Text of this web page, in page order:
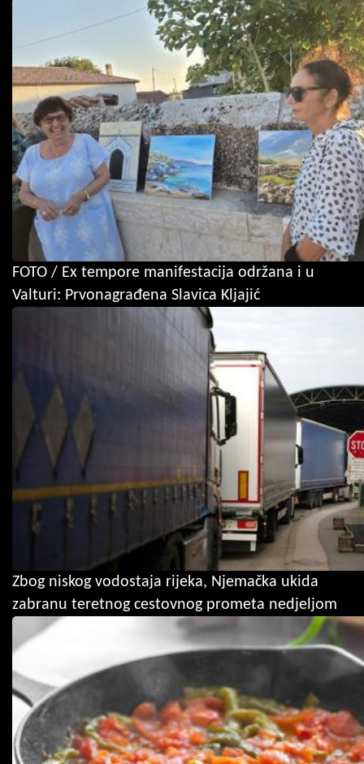
FOTO / Ex tempore manifestacija održana i u
Valturi: Prvonagrađena Slavica Kljajić
Zbog niskog vodostaja rijeka, Njemačka ukida
zabranu teretnog cestovnog prometa nedjeljom